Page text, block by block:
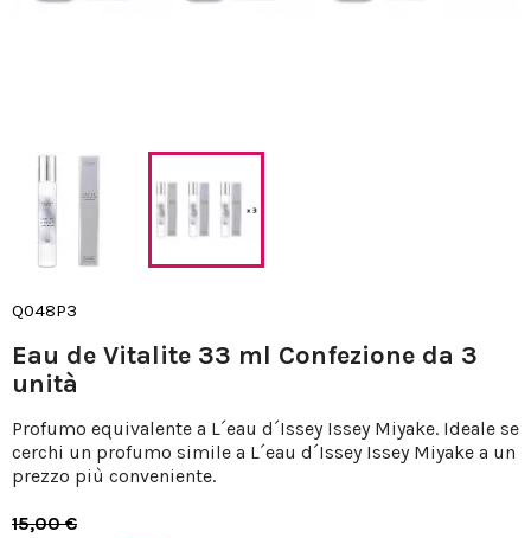
Q048P3
Eau de Vitalite 33 ml Confezione da 3
unità
Profumo equivalente a L´eau d´Issey Issey Miyake. Ideale se
cerchi un profumo simile a L´eau d´Issey Issey Miyake a un
prezzo più conveniente.
15,00 €